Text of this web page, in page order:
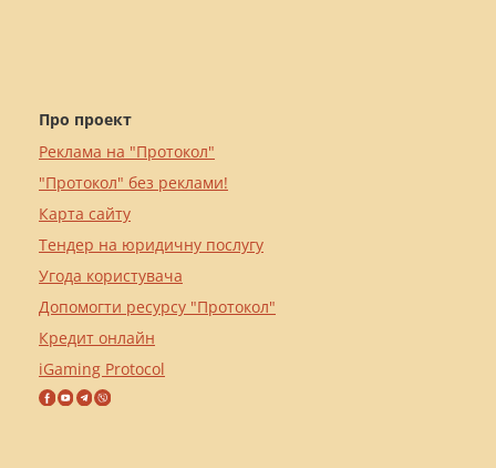
Про проект
Реклама на "Протокол"
"Протокол" без реклами!
Карта сайту
Тендер на юридичну послугу
Угода користувача
Допомогти ресурсу "Протокол"
Кредит онлайн
iGaming Protocol